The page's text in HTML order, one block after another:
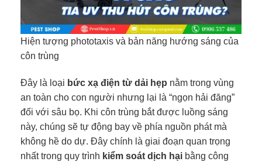
Hiện tượng phototaxis và bản năng hướng sáng của
côn trùng
Đây là loại bức xạ điện từ dải hẹp nằm trong vùng
an toàn cho con người nhưng lại là “ngọn hải đăng”
đối với sâu bọ. Khi côn trùng bắt được luồng sáng
này, chúng sẽ tự động bay về phía nguồn phát mà
không hề do dự. Đây chính là giai đoạn quan trọng
nhất trong quy trình kiểm soát dịch hại bằng công